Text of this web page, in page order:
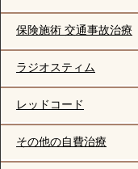
保険施術 交通事故治療
ラジオスティム
レッドコード
その他の自費治療